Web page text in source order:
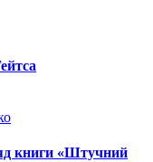
книги «Штучний